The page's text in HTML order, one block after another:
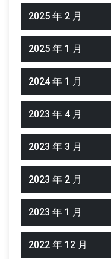
2025 年 2 月
2025 年 1 月
2024 年 1 月
2023 年 4 月
2023 年 3 月
2023 年 2 月
2023 年 1 月
2022 年 12 月